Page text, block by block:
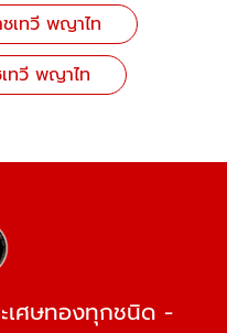
เทวี พญาไท
ทวี พญาไท
เศษทองทุกชนิด -